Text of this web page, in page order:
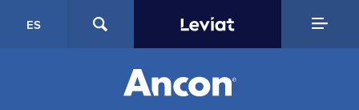
ES